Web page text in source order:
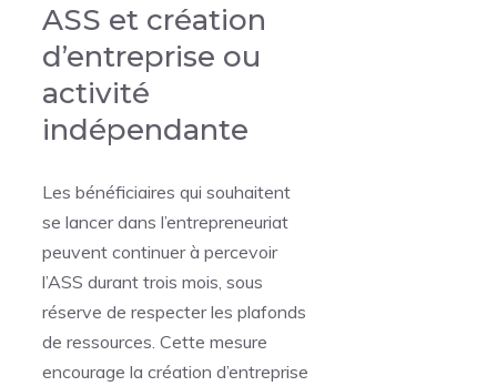
ASS et création
d’entreprise ou
activité
indépendante
Les bénéficiaires qui souhaitent
se lancer dans l’entrepreneuriat
peuvent continuer à percevoir
l’ASS durant trois mois, sous
réserve de respecter les plafonds
de ressources. Cette mesure
encourage la création d’entreprise